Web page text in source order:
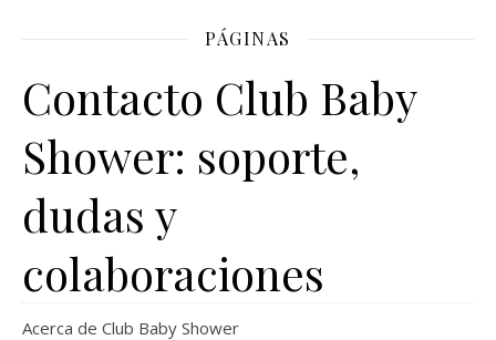
PÁGINAS
Contacto Club Baby
Shower: soporte,
dudas y
colaboraciones
Acerca de Club Baby Shower